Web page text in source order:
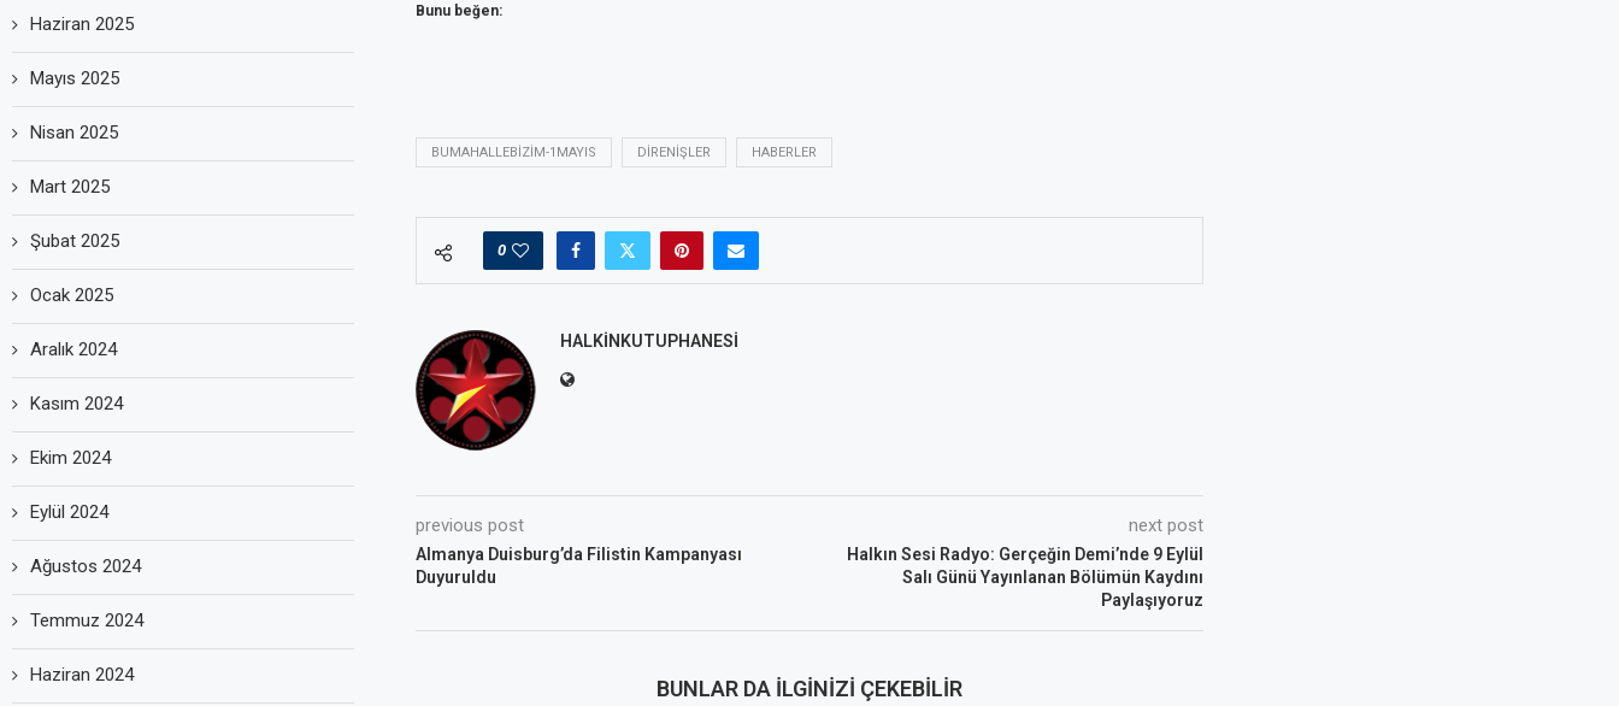
Bunu beğen:
BUMAHALLEBIZIM-1MAYIS DIRENIŞLER HABERLER
0
HALKINKUTUPHANESI
previous post
Almanya Duisburg’da Filistin Kampanyası
Duyuruldu
next post
Halkın Sesi Radyo: Gerçeğin Demi’nde 9 Eylül
Salı Günü Yayınlanan Bölümün Kaydını
Paylaşıyoruz
BUNLAR DA İLGINIZI ÇEKEBILIR
Haziran 2025
Mayıs 2025
Nisan 2025
Mart 2025
Şubat 2025
Ocak 2025
Aralık 2024
Kasım 2024
Ekim 2024
Eylül 2024
Ağustos 2024
Temmuz 2024
Haziran 2024